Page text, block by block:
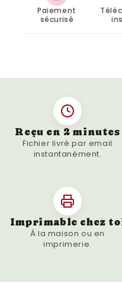
Affiche
Leprénom de
Ladate et le
Unpetit mot
message
Représentation
constellations,
jour-là
🎁 Un cadeau
LaFête des Mères
Paiement
sécurisé
Reçu en 2 minutes
Fichier livré par email
instantanément.
Imprimable chez
À la maison ou en
imprimerie.